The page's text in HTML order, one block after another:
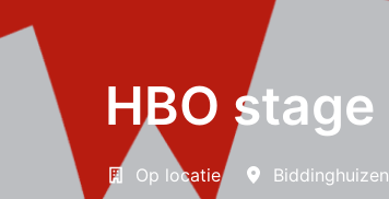
HBO
Op locatie Biddinghuizen